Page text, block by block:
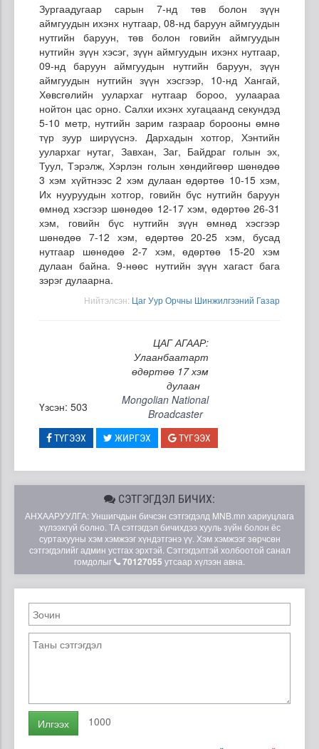
Зургаадугаар сарын 7-нд төв болон зүүн
аймгуудын ихэнх нутгаар, 08-нд баруун аймгуудын
нутгийн баруун, төв болон говийн аймгуудын
нутгийн зүүн хэсэг, зүүн аймгуудын ихэнх нутгаар,
09-нд баруун аймгуудын нутгийн баруун, зүүн
аймгуудын нутгийн зүүн хэсгээр, 10-нд Хангай,
Хөвсгөлийн уулархаг нутгаар бороо, уулаараа
нойтон цас орно. Салхи ихэнх хугацаанд секундэд
5-10 метр, нутгийн зарим газраар борооны өмнө
түр зуур ширүүснэ. Дархадын хотгор, Хэнтийн
уулархаг нутаг, Завхан, Заг, Байдраг голын эх,
Туул, Тэрэлж, Хэрлэн голын хөндийгөөр шөнөдөө
3 хэм хүйтнээс 2 хэм дулаан өдөртөө 10-15 хэм,
Их нууруудын хотгор, говийн бүс нутгийн баруун
өмнөд хэсгээр шөнөдөө 12-17 хэм, өдөртөө 26-31
хэм, говийн бүс нутгийн зүүн өмнөд хэсгээр
шөнөдөө 7-12 хэм, өдөртөө 20-25 хэм, бусад
нутгаар шөнөдөө 2-7 хэм, өдөртөө 15-20 хэм
дулаан байна. 9-нөөс нутгийн зүүн хагаст бага
зэрэг дулаарна.
Нийтэлсэн: Цаг Уур Орчны Шинжилгээний Газар
ЦАГ АГААР:
Улаанбаатарт
өдөртөө 17 хэм
дулаан
Үзсэн: 503
Mongolian National
Broadcaster
ТҮГЭЭХ ЖИРГЭХ ТҮГЭЭХ
СЭТГЭГДЭЛ БИЧИХ:
АНХААРУУЛГА: Уншигчдын бичсэн сэтгэгдэлд MNB.mn хариуцлага
хүлээхгүй болно. ТА сэтгэгдэл бичихдээ хууль зүйн болон ёс
суртахууны хэм хэмжээг хүндэтгэнэ үү. Хэм хэмжээг зөрчсөн
сэтгэгдэлийг админ устгах эрхтэй. Сэтгэгдэлтэй холбоотой санал
гомдолыг
70127055 утсаар хүлээн авна.
Илгээх 1000